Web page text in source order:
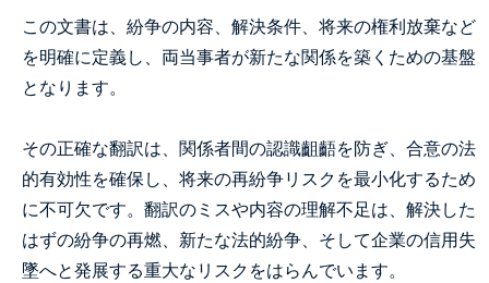
この文書は、紛争の内容、解決条件、将来の権利放棄など
を明確に定義し、両当事者が新たな関係を築くための基盤
となります。
その正確な翻訳は、関係者間の認識齟齬を防ぎ、合意の法
的有効性を確保し、将来の再紛争リスクを最小化するため
に不可欠です。翻訳のミスや内容の理解不足は、解決した
はずの紛争の再燃、新たな法的紛争、そして企業の信用失
墜へと発展する重大なリスクをはらんでいます。